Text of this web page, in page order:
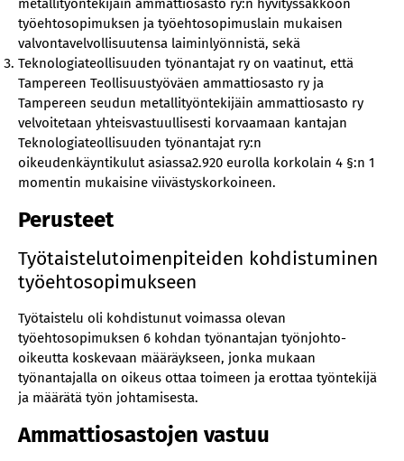
metallityöntekijäin ammattiosasto ry:n hyvityssakkoon
työehtosopimuksen ja työehtosopimuslain mukaisen
valvontavelvollisuutensa laiminlyönnistä, sekä
Teknologiateollisuuden työnantajat ry on vaatinut, että
Tampereen Teollisuustyöväen ammattiosasto ry ja
Tampereen seudun metallityöntekijäin ammattiosasto ry
velvoitetaan yhteisvastuullisesti korvaamaan kantajan
Teknologiateollisuuden työnantajat ry:n
oikeudenkäyntikulut asiassa2.920 eurolla korkolain 4 §:n 1
momentin mukaisine viivästyskorkoineen.
Perusteet
Työtaistelutoimenpiteiden kohdistuminen
työehtosopimukseen
Työtaistelu oli kohdistunut voimassa olevan
työehtosopimuksen 6 kohdan työnantajan työnjohto-
oikeutta koskevaan määräykseen, jonka mukaan
työnantajalla on oikeus ottaa toimeen ja erottaa työntekijä
ja määrätä työn johtamisesta.
Ammattiosastojen vastuu